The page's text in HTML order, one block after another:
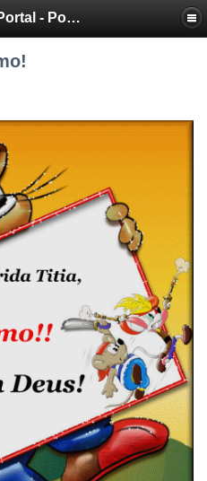
oriza.net - Portal - Poemas e Mensagens de Oriza Martins